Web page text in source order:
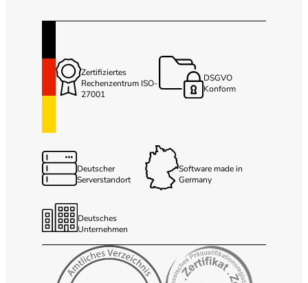
Zertifiziertes
Rechenzentrum ISO-
27001
DSGVO
Konform
Deutscher
Serverstandort
Software made in
Germany
Deutsches
Unternehmen